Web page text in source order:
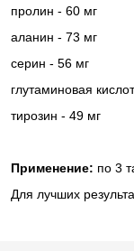
пролин - 60 мг
аланин - 73 мг
серин - 56 мг
глутаминовая
тирозин - 49 мг
Применение: по 3
Для лучших